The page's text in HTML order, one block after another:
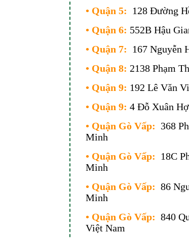
• Quận 5: 128 Đường
• Quận 6: 552B Hậu
• Quận 7: 167 Nguyễn
• Quận 8: 2138 Phạm
• Quận 9: 192 Lê Văn
• Quận 9: 4 Đỗ Xuân
• Quận Gò Vấp: 368
Minh
• Quận Gò Vấp: 18C
Minh
• Quận Gò Vấp: 86
Minh
• Quận Gò Vấp: 840
Việt Nam